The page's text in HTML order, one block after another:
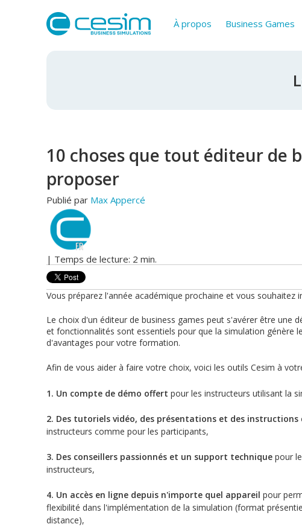
À propos Business Games
10 choses que tout éditeur de
proposer
Publié par Max Appercé
| Temps de lecture: 2 min.
Vous préparez l'année académique prochaine et vous
Le choix d'un éditeur de business games peut s'avérer être une
et fonctionnalités sont essentiels pour que la simulation génère
d'avantages pour votre formation.
Afin de vous aider à faire votre choix, voici les outils Cesim à
1. Un compte de démo offert pour les instructeurs utilisant la
2. Des tutoriels vidéo, des présentations et des instructions
instructeurs comme pour les participants,
3. Des conseillers passionnés et un support technique pour
instructeurs,
4. Un accès en ligne depuis n'importe quel appareil pour
flexibilité dans l'implémentation de la simulation (format
distance),